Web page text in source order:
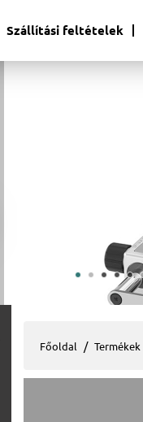
Szállítási feltételek
Főoldal Termékek